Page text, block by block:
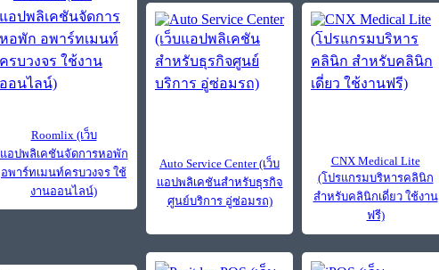
Roomlix (เว็บ
แอปพลิเคชันจัดการหอพัก
อพาร์ทเมนท์ครบวงจร ใช้
งานออนไลน์)
Auto Service Center (เว็บ
แอปพลิเคชันสำหรับธุรกิจ
ศูนย์บริการ อู่ซ่อมรถ)
CNX Medical Lite
(โปรแกรมบริหารคลินิก
สำหรับคลินิกเดี่ยว ใช้งาน
ฟรี)